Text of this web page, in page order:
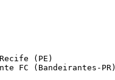
(PE)
(Bandeirantes-PR)